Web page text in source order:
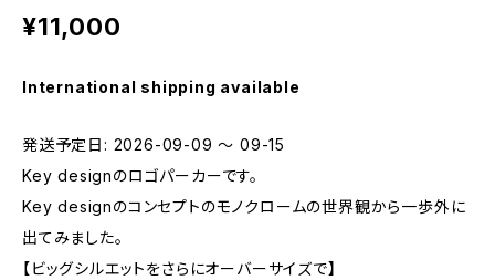
¥11,000
International shipping available
発送予定日: 2026-09-09 〜 09-15
Key designのロゴパーカーです。
Key designのコンセプトのモノクロームの世界観から一歩外に
出てみました。
【ビッグシルエットをさらにオーバーサイズで】